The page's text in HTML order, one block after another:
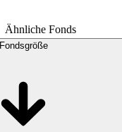
Ähnliche Fonds
Fondsgröße